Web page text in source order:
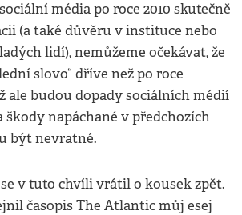
média po roce 2010 skutečně
(a také důvěru v instituce nebo
lidí), nemůžeme očekávat, že
slovo“ dříve než po roce
ale budou dopady sociálních médií
škody napáchané v předchozích
být nevratné.
v tuto chvíli vrátil o kousek zpět.
časopis The Atlantic můj esej